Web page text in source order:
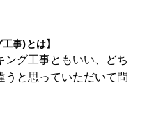
事)とは】
ング工事ともいい、どち
うと思っていただいて問